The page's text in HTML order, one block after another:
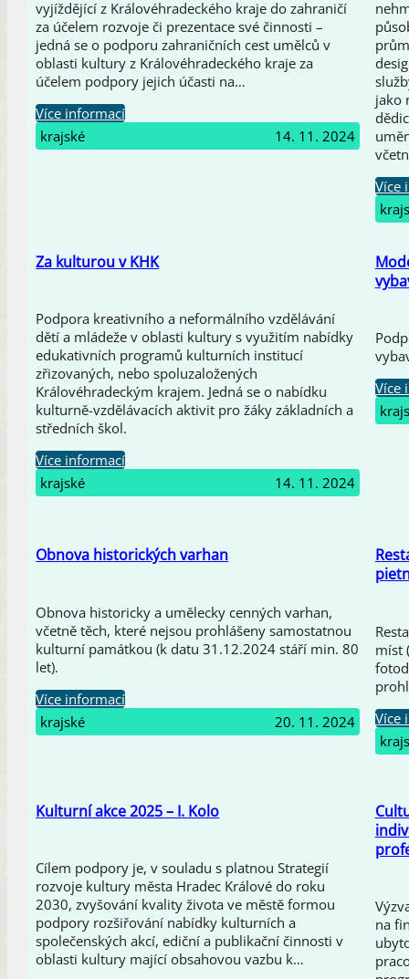
vyjíždějící z Královéhradeckého kraje do zahraničí
za účelem rozvoje či prezentace své činnosti –
jedná se o podporu zahraničních cest umělců v
oblasti kultury z Královéhradeckého kraje za
účelem podpory jejich účasti na…
Více informací
krajské
14. 11. 2024
jako
Více
Za kulturou v KHK
Podpora kreativního a neformálního vzdělávání
dětí a mládeže v oblasti kultury s využitím nabídky
edukativních programů kulturních institucí
zřizovaných, nebo spoluzaložených
Královéhradeckým krajem. Jedná se o nabídku
kulturně-vzdělávacích aktivit pro žáky základních a
středních škol.
Více informací
krajské
14. 11. 2024
Více
Obnova historických varhan
Obnova historicky a umělecky cenných varhan,
včetně těch, které nejsou prohlášeny samostatnou
kulturní památkou (k datu 31.12.2024 stáří min. 80
let).
Více informací
krajské
20. 11. 2024
míst
Více
Kulturní akce 2025 – I. Kolo
Cílem podpory je, v souladu s platnou Strategií
rozvoje kultury města Hradec Králové do roku
2030, zvyšování kvality života ve městě formou
podpory rozšiřování nabídky kulturních a
společenských akcí, ediční a publikační činnosti v
oblasti kultury mající obsahovou vazbu k…
na